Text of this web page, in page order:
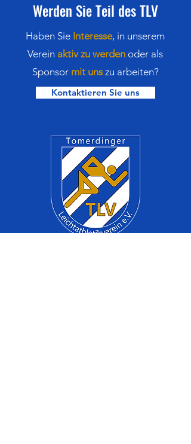
Werden Sie Teil des TLV
Haben Sie Interesse, in unserem
Verein aktiv zu werden oder als
Sponsor mit unszu arbeiten?
Kontaktieren Sie uns